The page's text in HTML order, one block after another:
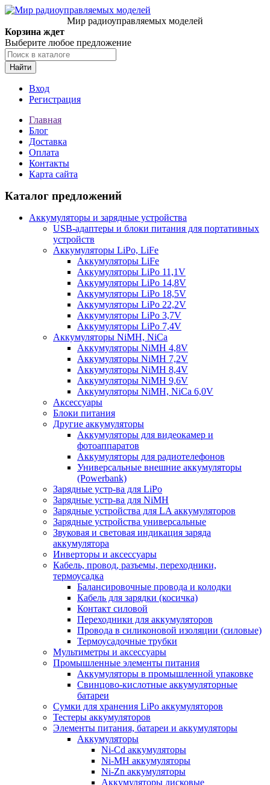
Мир радиоуправляемых моделей
Корзина ждет
Выберите любое предложение
Найти
Вход
Регистрация
Главная
Блог
Доставка
Оплата
Контакты
Карта сайта
Каталог предложений
Аккумуляторы и зарядные устройства
USB-адаптеры и блоки питания для портативных
устройств
Аккумуляторы LiPo, LiFe
Аккумуляторы LiFe
Аккумуляторы LiPo 11,1V
Аккумуляторы LiPo 14,8V
Аккумуляторы LiPo 18,5V
Аккумуляторы LiPo 22,2V
Аккумуляторы LiPo 3,7V
Аккумуляторы LiPo 7,4V
Аккумуляторы NiMH, NiCa
Аккумуляторы NiMH 4,8V
Аккумуляторы NiMH 7,2V
Аккумуляторы NiMH 8,4V
Аккумуляторы NiMH 9,6V
Аккумуляторы NiMH, NiCa 6,0V
Аксессуары
Блоки питания
Другие аккумуляторы
Аккумуляторы для видеокамер и
фотоаппаратов
Аккумуляторы для радиотелефонов
Универсальные внешние аккумуляторы
(Powerbank)
Зарядные устр-ва для LiPo
Зарядные устр-ва для NiMH
Зарядные устройства для LA аккумуляторов
Зарядные устройства универсальные
Звуковая и световая индикация заряда
аккумулятора
Инверторы и аксессуары
Кабель, провод, разъемы, переходники,
термоусадка
Балансировочные провода и колодки
Кабель для зарядки (косичка)
Контакт силовой
Переходники для аккумуляторов
Провода в силиконовой изоляции (силовые)
Термоусадочные трубки
Мультиметры и аксессуары
Промышленные элементы питания
Аккумуляторы в промышленной упаковке
Свинцово-кислотные аккумуляторные
батареи
Сумки для хранения LiPo аккумуляторов
Тестеры аккумуляторов
Элементы питания, батареи и аккумуляторы
Аккумуляторы
Ni-Cd аккумуляторы
Ni-MH аккумуляторы
Ni-Zn аккумуляторы
Аккумуляторы дисковые